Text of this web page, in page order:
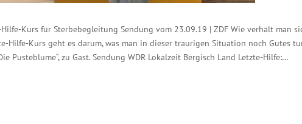
Kurs für Sterbebegleitung Sendung vom 23.09.19 | ZDF Wie verhält man
Hilfe-Kurs geht es darum, was man in dieser traurigen Situation noch Gutes
Pusteblume“, zu Gast. Sendung WDR Lokalzeit Bergisch Land Letzte-Hilfe:…